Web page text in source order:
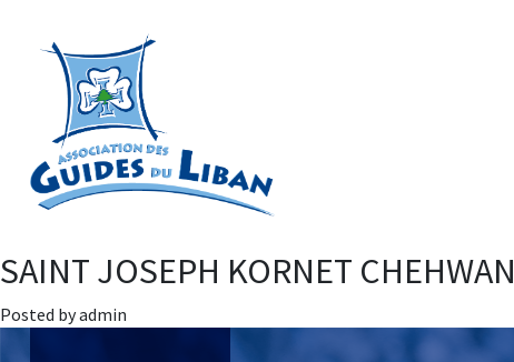
SAINT JOSEPH KORNET CHEHWAN
Posted by admin